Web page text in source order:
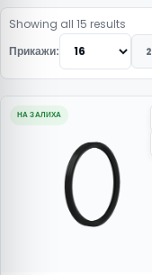
Showing all 15 results
Прикажи:
2
НА ЗАЛИХА